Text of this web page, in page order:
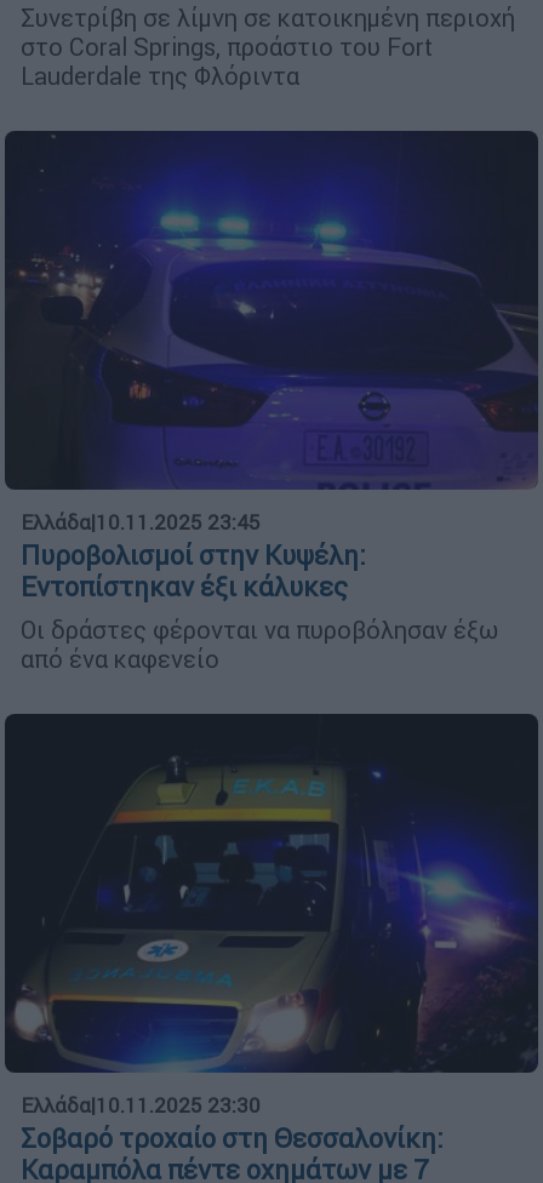
Συνετρίβη σε λίμνη σε κατοικημένη περιοχή
στο Coral Springs, προάστιο του Fort
Lauderdale της Φλόριντα
Ελλάδα|10.11.2025 23:45
Πυροβολισμοί στην Κυψέλη:
Εντοπίστηκαν έξι κάλυκες
Οι δράστες φέρονται να πυροβόλησαν έξω
από ένα καφενείο
Ελλάδα|10.11.2025 23:30
Σοβαρό τροχαίο στη Θεσσαλονίκη:
Καραμπόλα πέντε οχημάτων με 7